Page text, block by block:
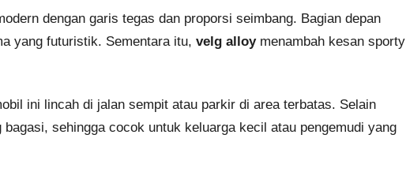
dengan garis tegas dan proporsi seimbang. Bagian depan
yang futuristik. Sementara itu, velg alloymenambah kesan sporty
ini lincah di jalan sempit atau parkir di area terbatas. Selain
sehingga cocok untuk keluarga kecil atau pengemudi yang